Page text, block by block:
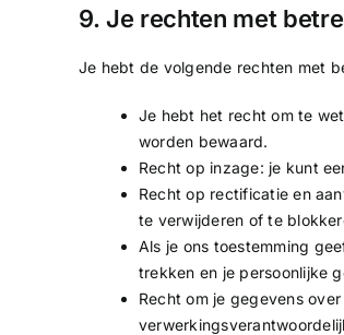
9. Je rechten met
Je hebt de volgende rechten met
Je hebt het recht om te
worden bewaard.
Recht op inzage: je kunt
Recht op rectificatie en
te verwijderen of te
Als je ons toestemming
trekken en je persoonlijke
Recht om je gegevens